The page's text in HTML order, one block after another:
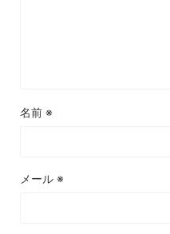
名前 ※
メール ※